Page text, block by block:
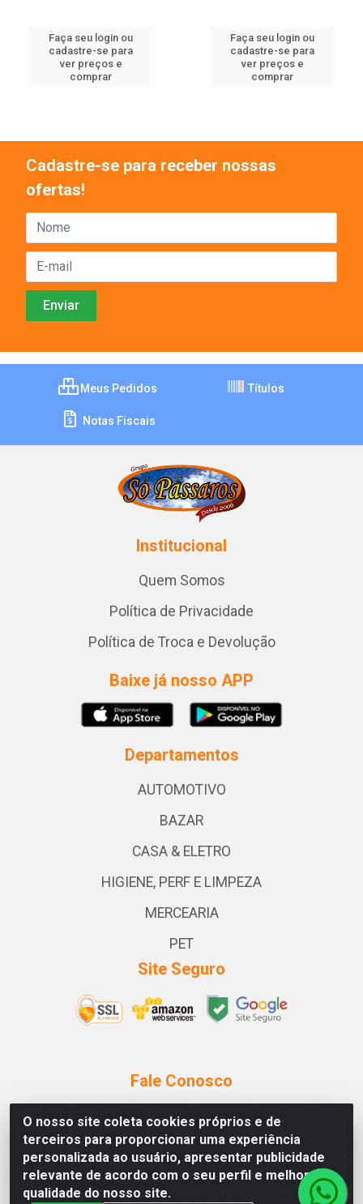
Faça seu login ou
cadastre-se para
ver preços e
comprar
Faça seu login ou
cadastre-se para
ver preços e
comprar
O nosso site coleta cookies próprios e de
terceiros para proporcionar uma experiência
personalizada ao usuário, apresentar publicidade
relevante de acordo com o seu perfil e melhorar a
qualidade do nosso site.
Cadastre-se para receber nossas
ofertas!
Meus Pedidos Títulos
Notas Fiscais
Institucional
Quem Somos
Política de Privacidade
Política de Troca e Devolução
Baixe já nosso APP
Departamentos
AUTOMOTIVO
BAZAR
CASA & ELETRO
HIGIENE, PERF E LIMPEZA
MERCEARIA
PET
Site Seguro
Fale Conosco
(75) 99878-7910
atendimento.sac@sopassaros.com.br
Instagram
Formas de Pagamento